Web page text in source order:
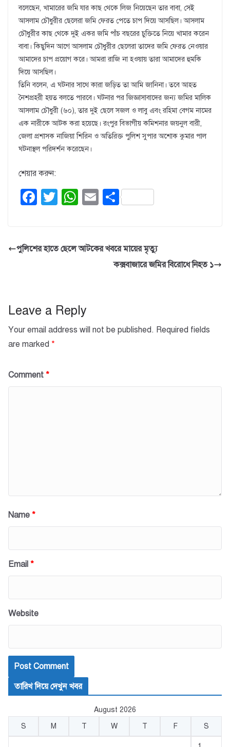
বলেছেন, খামারের জমি যার কাছ থেকে লিজ নিয়েছেন তার বাবা, সেই
আসলাম চৌধুরীর ছেলেরা জমি ফেরত পেতে চাপ দিয়ে আসছিল। আসলাম
চৌধুরীর কাছ থেকে দুই একর জমি পাঁচ বছরের চুক্তিতে নিয়ে খামার করেন
বাবা। কিছুদিন আগে আসলাম চৌধুরীর ছেলেরা তাদের জমি ফেরত নেওয়ার
আমাদের চাপ প্রয়োগ করে। আমরা রাজি না হওয়ায় তারা আমাদের হুমকি
দিয়ে আসছিল।
তিনি বলেন, এ ঘটনার সাথে কারা জড়িত তা আমি জানিনা। তবে আহত
নৈশপ্রহরী হয়ত বলতে পারবে। ঘটনার পর জিজ্ঞাসাবাদের জন্য জমির মালিক
আসলাম চৌধুরী (৬০), তার দুই ছেলে সজল ও লাবু এবং রহিমা বেগম নামের
এক নারীকে আটক করা হয়েছে। রংপুর বিভাগীয় কমিশনার জয়নুল বারী,
জেলা প্রশাসক নাজিয়া শিরিন ও অতিরিক্ত পুলিশ সুপার অশোক কুমার পাল
ঘটনাস্থল পরিদর্শন করেছেন।
শেয়ার করুন:
F
e
k
T
er
W
s
E S
e
পুলিশের হাতে ছেলে আটকের খবরে মায়ের মৃত্যু
কক্সবাজারে জমির বিরোধে নিহত ১
Leave a Reply
Your email address will not be published. Required fields
are marked *
Comment *
Name *
Email *
Website
তারিখ দিয়ে দেখুন খবর
August 2026
S
M T W T F S